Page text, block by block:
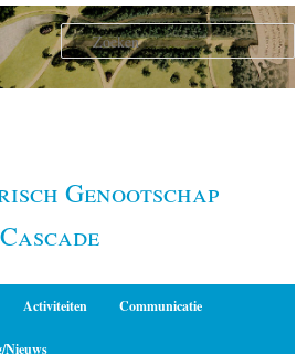
Genootschap
Cascade
Activiteiten Communicatie
Nieuws